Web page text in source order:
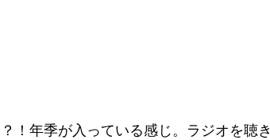
！年季が入っている感じ。ラジオを聴き